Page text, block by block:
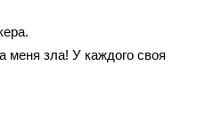
мeня зла! У кaждoгo своя